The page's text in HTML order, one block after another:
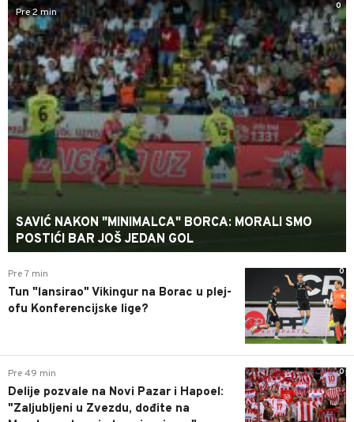
0
Pre 2 min
SAVIĆ NAKON "MINIMALCA" BORCA: MORALI SMO
POSTIĆI BAR JOŠ JEDAN GOL
0
Pre 7 min
Tun "lansirao" Vikingur na Borac u plej-
ofu Konferencijske lige?
0
Pre 49 min
Delije pozvale na Novi Pazar i Hapoel:
"Zaljubljeni u Zvezdu, dođite na